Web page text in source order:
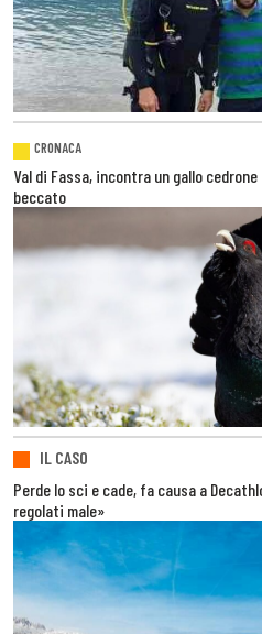
CRONACA
Val di Fassa, incontra un gallo
beccato
IL CASO
Perde lo sci e cade, fa causa a
regolati male»